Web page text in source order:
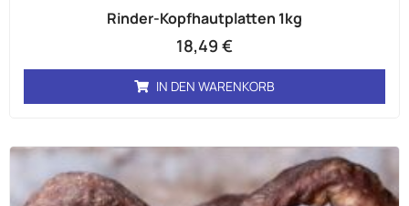
Rinder-Kopfhautplatten 1kg
18,49 €
IN DEN WARENKORB